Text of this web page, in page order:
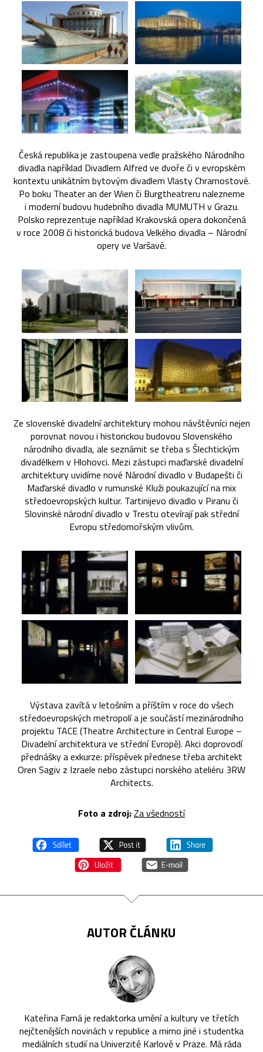
Česká republika je zastoupena vedle pražského Národního
divadla například Divadlem Alfred ve dvoře či v evropském
kontextu unikátním bytovým divadlem Vlasty Chramostové.
Po boku Theater an der Wien či Burgtheatreru nalezneme
i moderní budovu hudebního divadla MUMUTH v Grazu.
Polsko reprezentuje například Krakovská opera dokončená
v roce 2008 či historická budova Velkého divadla – Národní
opery ve Varšavě.
Ze slovenské divadelní architektury mohou návštěvníci nejen
porovnat novou i historickou budovou Slovenského
národního divadla, ale seznámit se třeba s Šlechtickým
divadélkem v Hlohovci. Mezi zástupci maďarské divadelní
architektury uvidíme nové Národní divadlo v Budapešti či
Maďarské divadlo v rumunské Kluži poukazující na mix
středoevropských kultur. Tartinijevo divadlo v Piranu či
Slovinské národní divadlo v Trestu otevírají pak střední
Evropu středomořským vlivům.
Výstava zavítá v letošním a příštím v roce do všech
středoevropských metropolí a je součástí mezinárodního
projektu TACE (Theatre Architecture in Central Europe –
Divadelní architektura ve střední Evropě). Akci doprovodí
přednášky a exkurze: příspěvek přednese třeba architekt
Oren Sagiv z Izraele nebo zástupci norského ateliéru 3RW
Architects.
Foto a zdroj:Za všedností
AUTOR ČLÁNKU
Kateřina Farná je redaktorka umění a kultury ve třetích
nejčtenějších novinách v republice a mimo jiné i studentka
mediálních studií na Univerzitě Karlově v Praze. Má ráda